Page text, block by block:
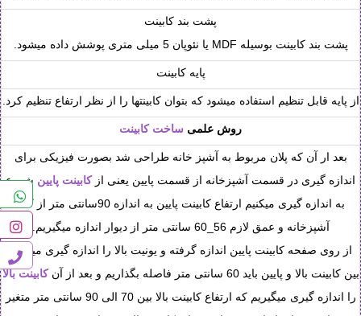
پشت بند کابینت
پشت بند کابینت بوسیله MDF یا نئوپان 5 میلی متری پوشش داده میشود.
پایه کابینت
از پایه قابل تنظیم استفاده میشود که بتوان کابینتها را از نظر ارتفاع تنظیم کرد.
روش علمی ساخت کابینت
بعد ار آن که پلان مربوط به آشپز خانه طراحی شد بصورت فیزیکی برای
اندازه گیری در قسمت آشپزخانه از قسمت پایین یعنی ازکابینت پایین شروع
به اندازه گیری میکنیم ارتفاع کابینت پایین به اندازه 90سانتی متر از کف
آشپزخانه و عمق لازم 56_60 سانتی متر از دیوار اندازه میگیریم.
از روی صفحه کابینت پایین اندازه گرفته و یونیت بالا را اندازه گیری میکنیم.
بین کابینت بالا و پایین باید 60 سانتی متر فاصله بگذاریم و بعد از آن
کابینت بالا
را اندازه گیری میگیریم که ارتفاع کابینت بالا بین 70 الی 90 سانتی متر متغیر